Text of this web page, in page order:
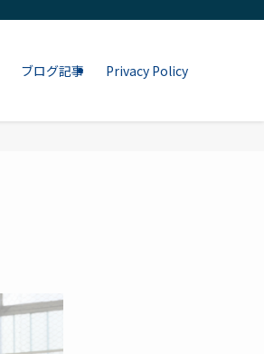
ブログ記事 Privacy Policy